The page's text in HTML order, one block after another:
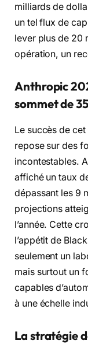
milliards de
un tel flux de
lever plus de 20
opération, un
Anthropic
sommet de
Le succès de cet
repose sur des
incontestables.
affiché un taux
dépassant les 9
projections
l’année. Cette
l’appétit de
seulement un
mais surtout un
capables
à une échelle
La stratégie